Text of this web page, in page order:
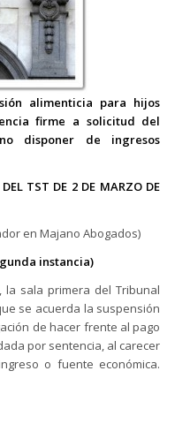
alimenticia para hijos
firme a solicitud del
disponer de ingresos
TST DE 2 DE MARZO DE
en Majano Abogados)
instancia)
sala primera del Tribunal
se acuerda la suspensión
de hacer frente al pago
por sentencia, al carecer
o fuente económica.